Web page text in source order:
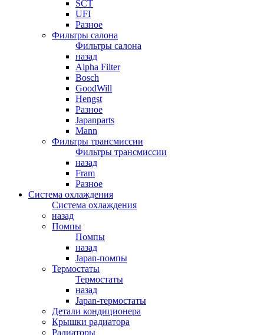
SCT
UFI
Разное
Фильтры салона
Фильтры салона
назад
Alpha Filter
Bosch
GoodWill
Hengst
Разное
Japanparts
Mann
Фильтры трансмиссии
Фильтры трансмиссии
назад
Fram
Разное
Система охлаждения
Система охлаждения
назад
Помпы
Помпы
назад
Japan-помпы
Термостаты
Термостаты
назад
Japan-термостаты
Детали кондиционера
Крышки радиатора
Радиаторы